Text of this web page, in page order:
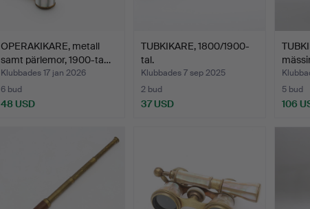
OPERAKIKARE, metall
samt pärlemor, 1900-ta…
Klubbades 17 jan 2026
6 bud
48 USD
TUBKIKARE, 1800/1900-
tal.
Klubbades 7 sep 2025
2 bud
37 USD
5 bud
106